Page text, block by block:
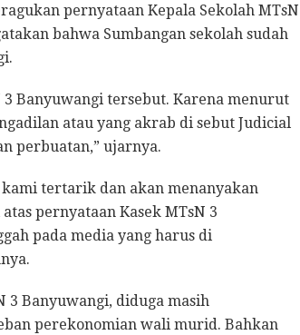
pernyataan Kepala Sekolah MTsN
bahwa Sumbangan sekolah sudah
3 Banyuwangi tersebut. Karena menurut
atau yang akrab di sebut Judicial
perbuatan,” ujarnya.
kami tertarik dan akan menanyakan
pernyataan Kasek MTsN 3
pada media yang harus di
3 Banyuwangi, diduga masih
perekonomian wali murid. Bahkan